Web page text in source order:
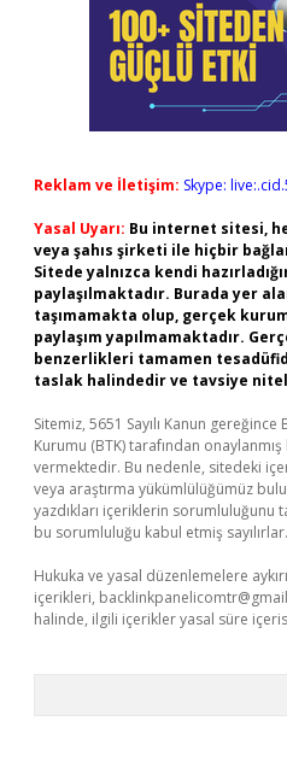
Reklam ve İletişim: Skype:
Yasal Uyarı: Bu internet sitesi,
veya şahıs şirketi ile hiçbir
Sitede yalnızca kendi
paylaşılmaktadır. Burada yer
taşımamakta olup, gerçek
paylaşım yapılmamaktadır.
benzerlikleri tamamen
taslak halindedir ve tavsiye
Sitemiz, 5651 Sayılı Kanun
Kurumu (BTK) tarafından
vermektedir. Bu nedenle, sitedeki
veya araştırma yükümlülüğümüz
yazdıkları içeriklerin sorumluluğunu
bu sorumluluğu kabul etmiş sayılırlar.
Hukuka ve yasal düzenlemelere
içerikleri,
halinde, ilgili içerikler yasal süre